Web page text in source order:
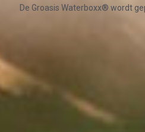
De Groasis Waterboxx® wordt